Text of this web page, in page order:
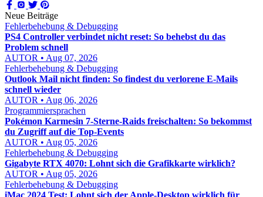
Neue Beiträge
Fehlerbehebung & Debugging
PS4 Controller verbindet nicht reset: So behebst du das
Problem schnell
AUTOR • Aug 07, 2026
Fehlerbehebung & Debugging
Outlook Mail nicht finden: So findest du verlorene E-Mails
schnell wieder
AUTOR • Aug 06, 2026
Programmiersprachen
Pokémon Karmesin 7-Sterne-Raids freischalten: So bekommst
du Zugriff auf die Top-Events
AUTOR • Aug 05, 2026
Fehlerbehebung & Debugging
Gigabyte RTX 4070: Lohnt sich die Grafikkarte wirklich?
AUTOR • Aug 05, 2026
Fehlerbehebung & Debugging
iMac 2024 Test: Lohnt sich der Apple-Desktop wirklich für